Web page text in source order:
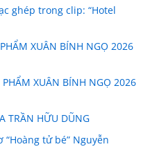
ghép trong clip: “Hotel
XUÂN BÍNH NGỌ 2026
PHẨM XUÂN BÍNH NGỌ 2026
TRẦN HỮU DŨNG
tử bé” Nguyễn